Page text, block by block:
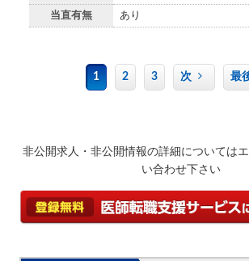
当直有無 あり
1 2 3 次 最
非公開求人・非公開情報の詳細については
い合わせ下さい